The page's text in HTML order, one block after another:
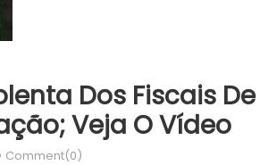
Dos Fiscais
Veja O Vídeo
Comment(0)